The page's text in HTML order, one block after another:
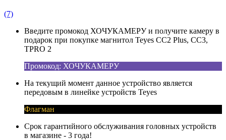
(7)
Введите промокод ХОЧУКАМЕРУ и получите камеру в
подарок при покупке магнитол Teyes CC2 Plus, CC3,
TPRO 2
Промокод: ХОЧУКАМЕРУ
На текущий момент данное устройство является
передовым в линейке устройств Teyes
Флагман
Срок гарантийного обслуживания головных устройств
в магазине - 3 года!